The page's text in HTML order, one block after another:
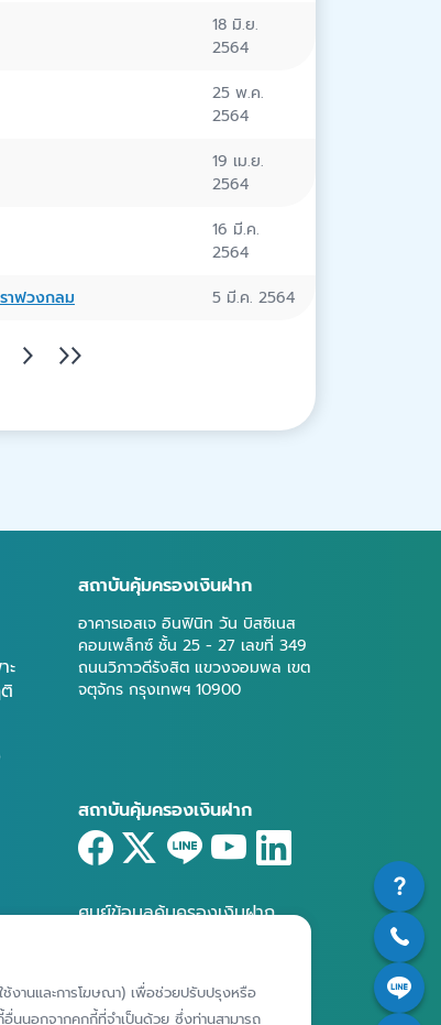
18 มิ.ย.
2564
25 พ.ค.
2564
19 เม.ย.
2564
16 มี.ค.
2564
าฟวงกลม
5 มี.ค. 2564
ะ
สถาบันคุ้มครองเงินฝาก
อาคารเอสเจ อินฟินิท วัน บิสซิเนส
คอมเพล็กซ์ ชั้น 25 - 27 เลขที่ 349
ถนนวิภาวดีรังสิต แขวงจอมพล เขต
จตุจักร กรุงเทพฯ 10900
สถาบันคุ้มครองเงินฝาก
ศูนย์ข้อมูลคุ้มครองเงินฝาก
ช้งานและการโฆษณา) เพื่อช่วยปรับปรุงหรือ
อื่นนอกจากคุกกี้ที่จำเป็นด้วย ซึ่งท่านสามารถ